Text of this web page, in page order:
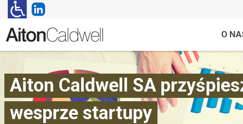
O
Aiton Caldwell SA
wesprze startupy